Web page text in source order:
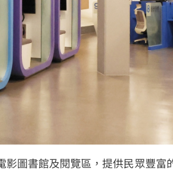
圖書館及閱覽區，提供民眾豐富